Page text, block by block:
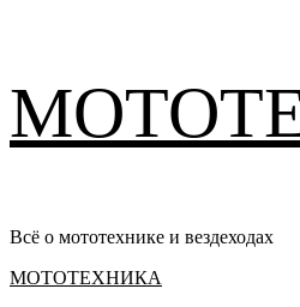
содержимому
Всё о мототехнике и вездеходах
Основное
МОТОТЕХНИКА